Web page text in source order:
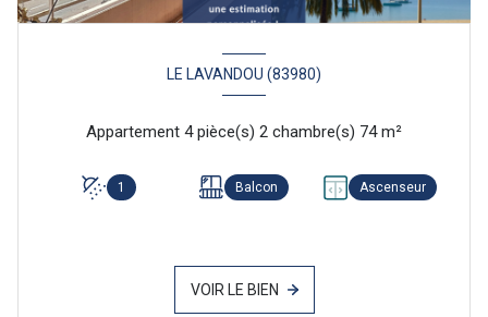
LE LAVANDOU (83980)
Appartement 4 pièce(s) 2 chambre(s) 74 m²
1 Balcon Ascenseur
VOIR LE BIEN